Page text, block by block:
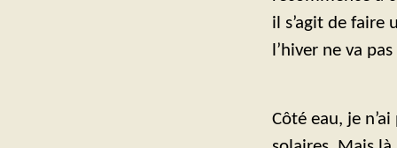
il s’agit de faire
l’hiver ne va
Côté eau, je